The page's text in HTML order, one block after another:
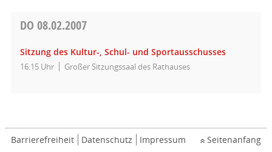
DO 08.02.2007
Sitzung des Kultur-, Schul- und Sportausschusses
16:15 Uhr Großer Sitzungssaal des Rathauses
Barrierefreiheit Datenschutz Impressum Seitenanfang